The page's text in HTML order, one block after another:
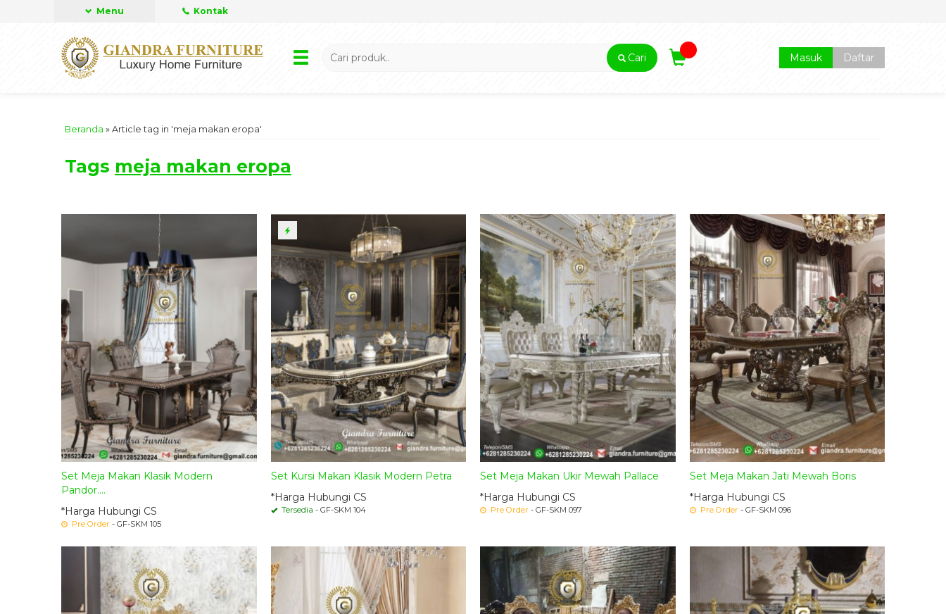
Menu Kontak
Cari Masuk Daftar
Beranda » Article tag in 'meja makan eropa'
Tags meja makan eropa
Set Meja Makan Klasik Modern
Pandor....
*Harga Hubungi CS
Pre Order - GF-SKM 105
Set Kursi Makan Klasik Modern Petra
*Harga Hubungi CS
Tersedia - GF-SKM 104
Set Meja Makan Ukir Mewah Pallace
*Harga Hubungi CS
Pre Order - GF-SKM 097
Set Meja Makan Jati Mewah Boris
*Harga Hubungi CS
Pre Order - GF-SKM 096